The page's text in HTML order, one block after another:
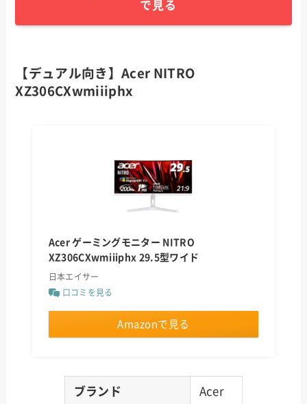
で見る
【デュアル向き】Acer NITRO
XZ306CXwmiiiphx
Acer ゲーミングモニター NITRO
XZ306CXwmiiiphx 29.5型ワイド
日本エイサー
口コミを見る
Amazonで見る
ブランド Acer